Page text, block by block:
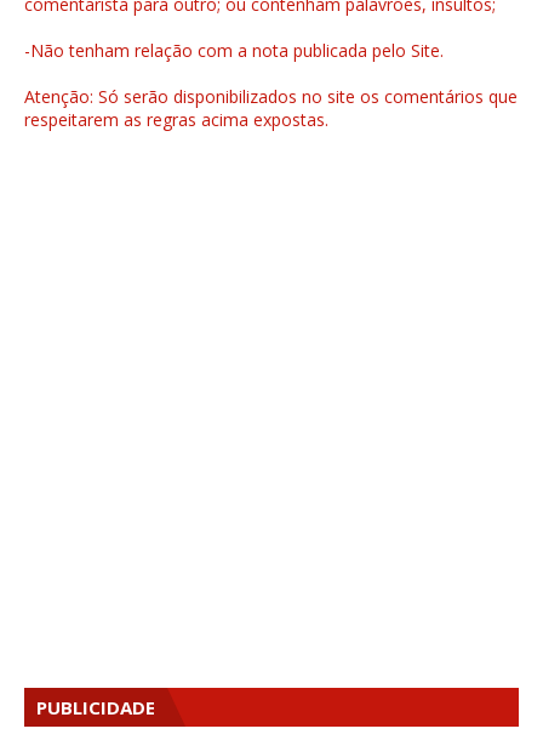
comentarista para outro; ou contenham palavrões, insultos;
-Não tenham relação com a nota publicada pelo Site.
Atenção: Só serão disponibilizados no site os comentários que
respeitarem as regras acima expostas.
PUBLICIDADE